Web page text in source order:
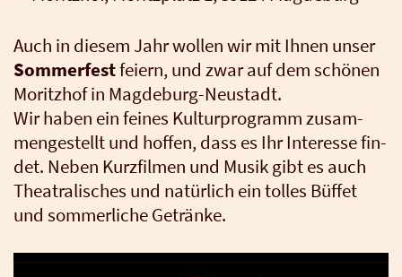
Auch in die­sem Jahr wol­len wir mit Ihnen unser
Som­mer­festfei­ern, und zwar auf dem schö­nen
Moritz­hof in Mag­de­burg-Neu­stadt.
Wir haben ein fei­nes Kul­tur­pro­gramm zusam­
men­ge­stellt und hof­fen, dass es Ihr Inter­es­se fin­
det. Neben Kurz­fil­men und Musik gibt es auch
Thea­tra­li­sches und natür­lich ein tol­les Büf­fet
und som­mer­li­che Geträn­ke.